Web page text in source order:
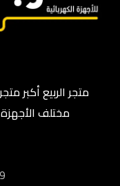
متجر الربيع أكبر
مختلف